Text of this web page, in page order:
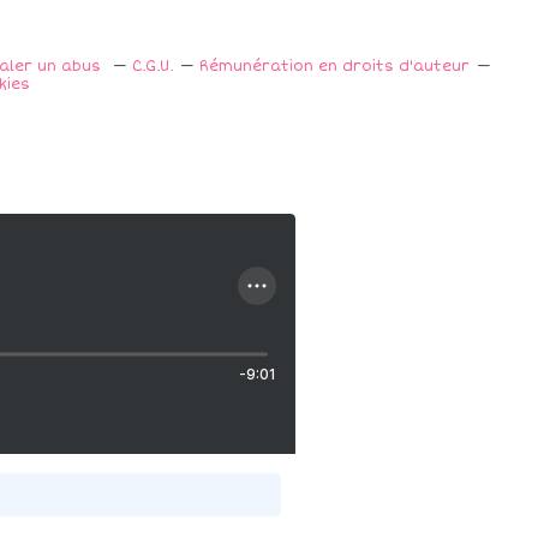
un abus C.G.U.
Rémunération en droits d'auteur
-9:01